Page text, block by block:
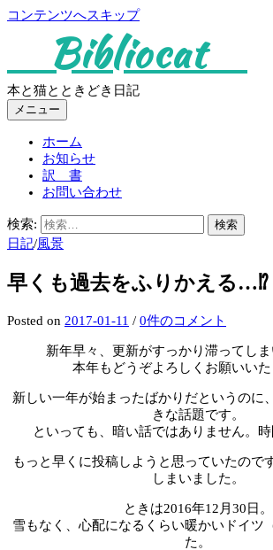
コンテンツへスキップ
Bibliocat
本と猫とときどき日記
メニュー
ホーム
お知らせ
訳 書
お問い合わせ
検索:
日記/風景
早くも過去をふりかえる…⁉︎
Posted on 2017-01-11 / 0件のコメント
新年早々、更新がすっかり滞ってしま
本年もどうぞよろしくお願いいた
新しい一年が始まったばかりだというのに
きな話題です。
といっても、暗い話ではありません。時
もっと早くに投稿しようと思っていたので
しまいました。
ときは2016年12月30日。
雪もなく、心配になるくらい暖かいドイツ
た。